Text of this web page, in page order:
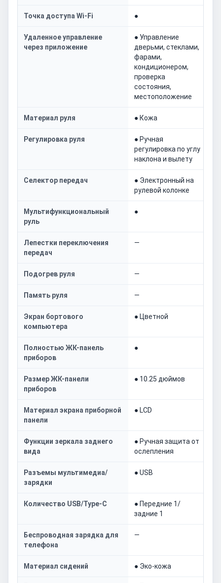
Точка доступа Wi-Fi ●
Удаленное управление
через приложение
● Управление
дверьми, стеклами,
фарами,
кондиционером,
проверка
состояния,
местоположение
Материал руля ● Кожа
Регулировка руля
● Ручная
регулировка по углу
наклона и вылету
Селектор передач
● Электронный на
рулевой колонке
Мультифункциональный
руль
●
Лепестки переключения
передач
—
Подогрев руля —
Память руля —
Экран бортового
компьютера
● Цветной
Полностью ЖК-панель
приборов
●
Размер ЖК-панели
приборов
● 10.25 дюймов
Материал экрана приборной
панели
● LCD
Функции зеркала заднего
вида
● Ручная защита от
ослепления
Разъемы мультимедиа/
зарядки
● USB
Количество USB/Type-C
● Передние 1/
задние 1
Беспроводная зарядка для
телефона
—
Материал сидений ● Эко-кожа